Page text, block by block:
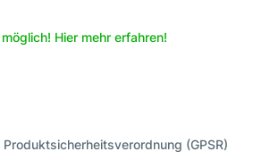
Hier mehr erfahren!
Produktsicherheitsverordnung (GPSR)